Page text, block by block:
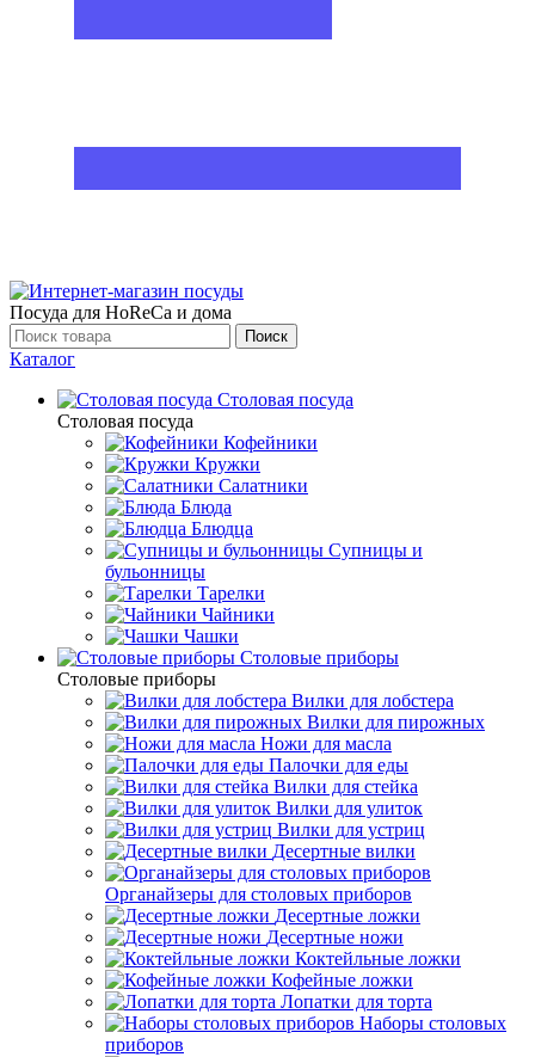
Посуда для HoReCa и дома
Поиск
Каталог
Столовая посуда
Столовая посуда
Кофейники
Кружки
Салатники
Блюда
Блюдца
Супницы и
бульонницы
Тарелки
Чайники
Чашки
Cтоловые приборы
Cтоловые приборы
Вилки для лобстера
Вилки для пирожных
Ножи для масла
Палочки для еды
Вилки для стейка
Вилки для улиток
Вилки для устриц
Десертные вилки
Органайзеры для столовых приборов
Десертные ложки
Десертные ножи
Коктейльные ложки
Кофейные ложки
Лопатки для торта
Наборы столовых
приборов